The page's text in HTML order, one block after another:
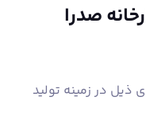
صدرا
در زمینه تولید